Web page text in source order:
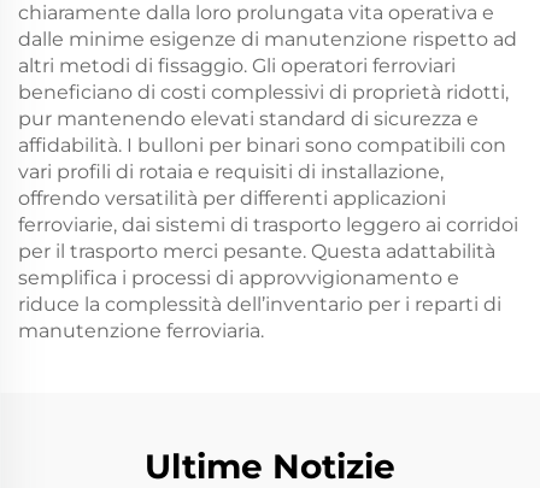
chiaramente dalla loro prolungata vita operativa e
dalle minime esigenze di manutenzione rispetto ad
altri metodi di fissaggio. Gli operatori ferroviari
beneficiano di costi complessivi di proprietà ridotti,
pur mantenendo elevati standard di sicurezza e
affidabilità. I bulloni per binari sono compatibili con
vari profili di rotaia e requisiti di installazione,
offrendo versatilità per differenti applicazioni
ferroviarie, dai sistemi di trasporto leggero ai corridoi
per il trasporto merci pesante. Questa adattabilità
semplifica i processi di approvvigionamento e
riduce la complessità dell’inventario per i reparti di
manutenzione ferroviaria.
Ultime Notizie